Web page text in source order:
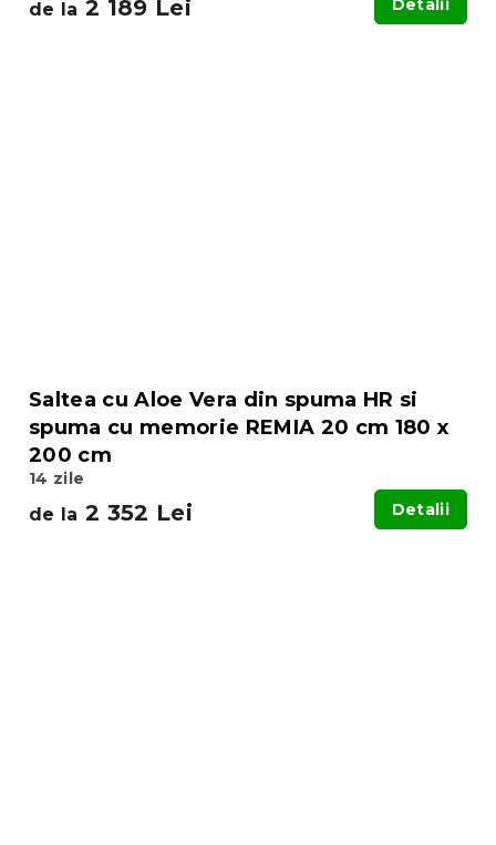
de la 2 189 Lei Detalii
Saltea cu Aloe Vera din spuma HR si
spuma cu memorie REMIA 20 cm 180 x
200 cm
14 zile
de la 2 352 Lei Detalii